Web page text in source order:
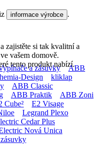
zajistěte si tak kvalitní a
vašem domově.
tento produkt nabízí.
informace výrobce .
a zásuvky
ABB
Design
kliklap
ABB Classic
ABB Praktik
ABB Zoni
Cube²
E2 Visage
Legrand Plexo
Cedar Plus
Nová Unica